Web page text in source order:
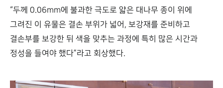
“두께 0.06mm에 불과한 극도로 얇은 대나무 종이 위에
그려진 이 유물은 결손 부위가 넓어, 보강재를 준비하고
결손부를 보강한 뒤 색을 맞추는 과정에 특히 많은 시간과
정성을 들여야 했다”라고 회상했다.